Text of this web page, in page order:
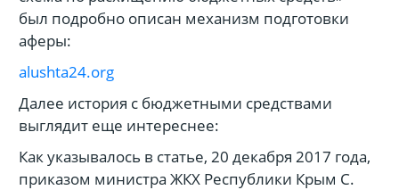
был подробно описан механизм подготовки
аферы:
alushta24.org
Далее история с бюджетными средствами
выглядит еще интереснее:
Как указывалось в статье, 20 декабря 2017 года,
приказом министра ЖКХ Республики Крым С.